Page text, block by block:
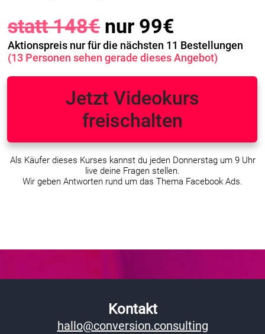
statt 148€nur 99€
Aktionspreis nur für die nächsten 11 Bestellungen
(13 Personen sehen gerade dieses Angebot)
Jetzt Videokurs
freischalten
Als Käufer dieses Kurses kannst du jeden Donnerstag um 9 Uhr
live deine Fragen stellen.
Wir geben Antworten rund um das Thema Facebook Ads.
Kontakt
hallo@conversion.consulting